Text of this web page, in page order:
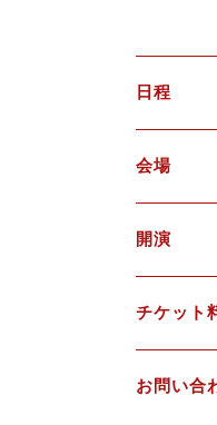
日程
会場
開演
チケット
お問い合